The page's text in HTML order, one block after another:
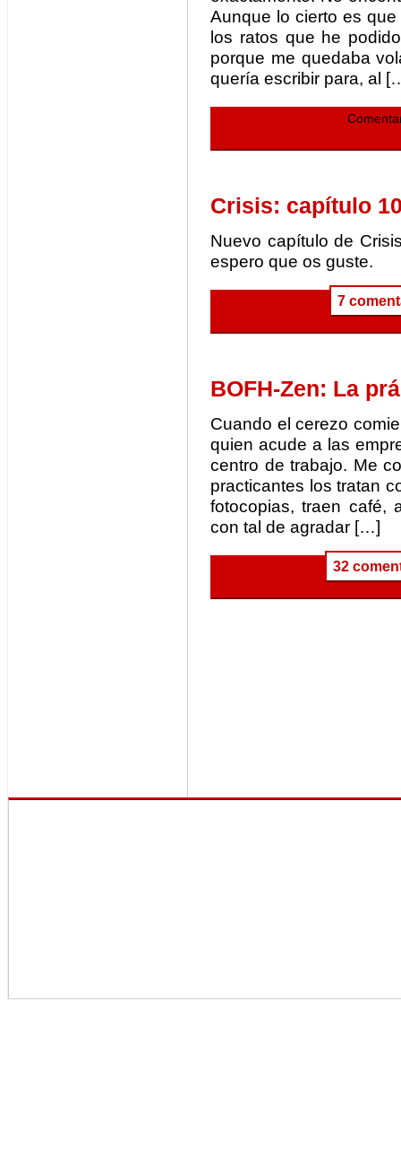
Aunque lo cierto es
los ratos que he
porque me quedaba
quería escribir para, al
Crisis: capítulo
Nuevo capítulo de
espero que os guste.
7
BOFH-Zen: La
Cuando el cerezo
quien acude a las
centro de trabajo. Me
practicantes los tratan
fotocopias, traen café,
con tal de agradar […]
32